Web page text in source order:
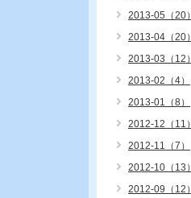
2013-05（20）
2013-04（20）
2013-03（12）
2013-02（4）
2013-01（8）
2012-12（11）
2012-11（7）
2012-10（13）
2012-09（12）